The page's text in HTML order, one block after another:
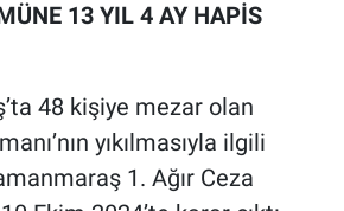
13 YIL 4 AY HAPİS
48 kişiye mezar olan
yıkılmasıyla ilgili
1. Ağır Ceza